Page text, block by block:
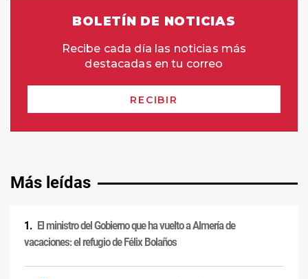
Más leídas
El ministro del Gobierno que ha vuelto a Almería de
vacaciones: el refugio de Félix Bolaños